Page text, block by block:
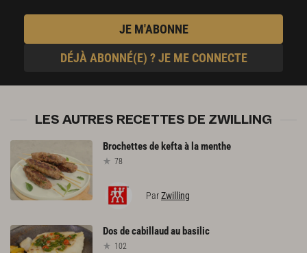
JE M'ABONNE
DÉJÀ ABONNÉ(E) ? JE ME CONNECTE
LES AUTRES RECETTES DE ZWILLING
Brochettesde keftaà lamenthe
78
ParZwilling
Dosdecabillaud au basilic
102